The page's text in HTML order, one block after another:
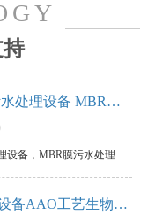
一体化MBR膜污水处理设备 MBR膜污水处理设备…
一体化MBR膜污水处理设备，MBR膜污水处理设备优缺点和使用要点说明，MBR膜一体化污水处理设备，是…
一体化污水处理设备AAO工艺生物脱氮除磷，原…